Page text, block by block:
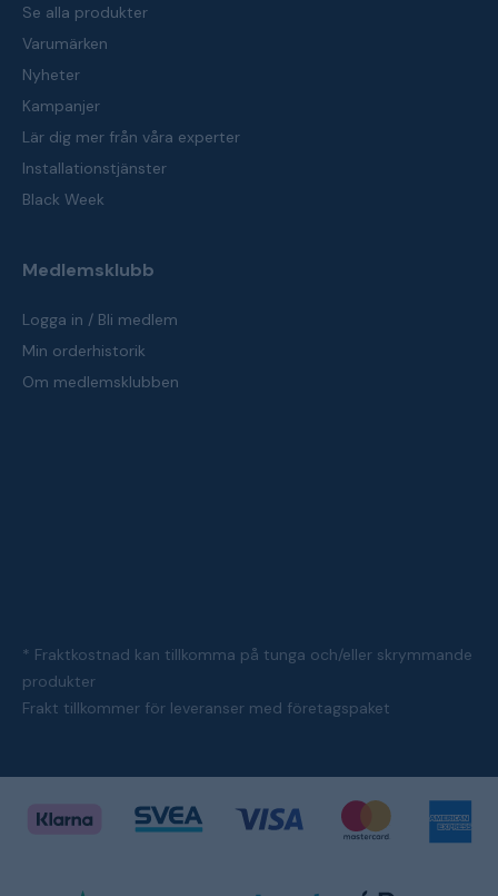
Se alla produkter
Varumärken
Nyheter
Kampanjer
Lär dig mer från våra experter
Installationstjänster
Black Week
Medlemsklubb
Logga in / Bli medlem
Min orderhistorik
Om medlemsklubben
* Fraktkostnad kan tillkomma på tunga och/eller skrymmande
produkter
Frakt tillkommer för leveranser med företagspaket